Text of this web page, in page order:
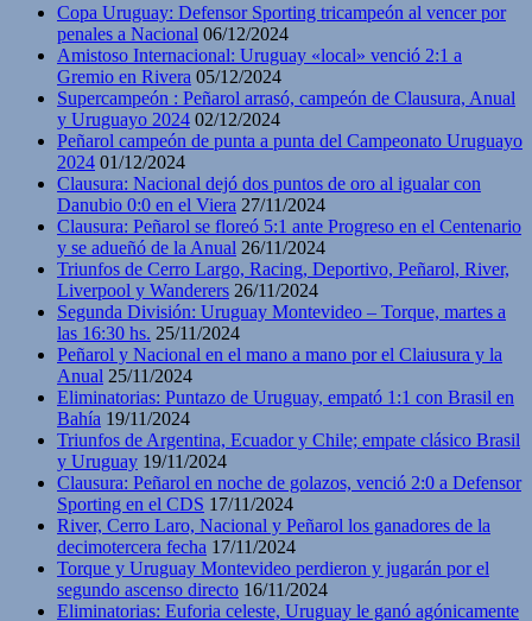
Copa Uruguay: Defensor Sporting tricampeón al vencer por
penales a Nacional 06/12/2024
Amistoso Internacional: Uruguay «local» venció 2:1 a
Gremio en Rivera 05/12/2024
Supercampeón : Peñarol arrasó, campeón de Clausura, Anual
y Uruguayo 2024 02/12/2024
Peñarol campeón de punta a punta del Campeonato Uruguayo
2024 01/12/2024
Clausura: Nacional dejó dos puntos de oro al igualar con
Danubio 0:0 en el Viera 27/11/2024
Clausura: Peñarol se floreó 5:1 ante Progreso en el Centenario
y se adueñó de la Anual 26/11/2024
Triunfos de Cerro Largo, Racing, Deportivo, Peñarol, River,
Liverpool y Wanderers 26/11/2024
Segunda División: Uruguay Montevideo – Torque, martes a
las 16:30 hs. 25/11/2024
Peñarol y Nacional en el mano a mano por el Claiusura y la
Anual 25/11/2024
Eliminatorias: Puntazo de Uruguay, empató 1:1 con Brasil en
Bahía 19/11/2024
Triunfos de Argentina, Ecuador y Chile; empate clásico Brasil
y Uruguay 19/11/2024
Clausura: Peñarol en noche de golazos, venció 2:0 a Defensor
Sporting en el CDS 17/11/2024
River, Cerro Laro, Nacional y Peñarol los ganadores de la
decimotercera fecha 17/11/2024
Torque y Uruguay Montevideo perdieron y jugarán por el
segundo ascenso directo 16/11/2024
Eliminatorias: Euforia celeste, Uruguay le ganó agónicamente